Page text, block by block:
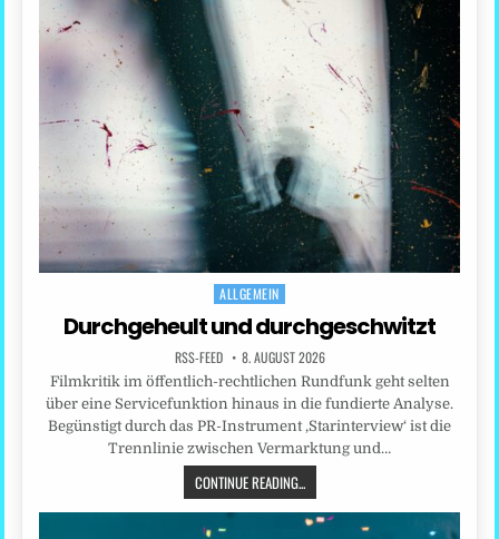
Posted
ALLGEMEIN
Durchgeheult und durchgeschwitzt
RSS-FEED 8. AUGUST 2026
Filmkritik im öffentlich-rechtlichen Rundfunk geht selten
über eine Servicefunktion hinaus in die fundierte Analyse.
Begünstigt durch das PR-Instrument ‚Starinterview‘ ist die
Trennlinie zwischen Vermarktung und…
CONTINUE READING...